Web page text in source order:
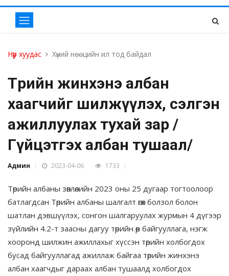
Нүүр хуудас Хүний нөөцийн ил тод байдал
Төрийн жинхэнэ албан
хаагчийг шилжүүлэх, сэлгэн
ажиллуулах тухай зар /
Гүйцэтгэх албан тушаал/
Админ 2023-04-06 1733
Төрийн албаны зөвлөлийн 2023 оны 25 дугаар тогтоолоор
батлагдсан Төрийн албаны шалгалт өгөх болзол болон
шатлан дэвшүүлэх, сонгон шалгаруулах журмын 4 дүгээр
зүйлийн 4.2-т заасны дагуу төрийн өөр байгууллага, нэгж
хооронд шилжин ажиллахыг хүссэн төрийн холбогдох
бусад байгууллагад ажиллаж байгаа төрийн жинхэнэ
албан хаагчдыг дараах албан тушаалд холбогдох